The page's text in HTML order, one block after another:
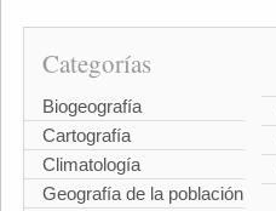
Categorías
Biogeografía
Cartografía
Climatología
Geografía de la población